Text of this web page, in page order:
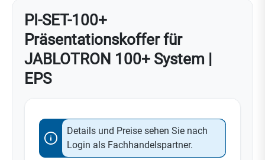
PI-SET-100+
Präsentationskoffer für
JABLOTRON 100+ System |
EPS
Details und Preise sehen Sie nach
Login als Fachhandelspartner.